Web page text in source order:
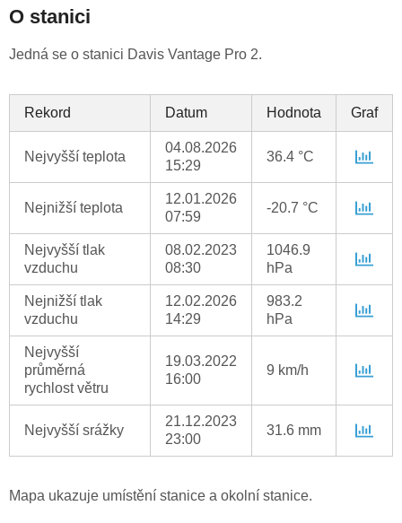
O stanici
Jedná se o stanici Davis Vantage Pro 2.
Rekord Datum Hodnota Graf
Nejvyšší teplota
04.08.2026
15:29
36.4 °C
Nejnižší teplota
12.01.2026
07:59
-20.7 °C
Nejvyšší tlak
vzduchu
08.02.2023
08:30
1046.9
hPa
Nejnižší tlak
vzduchu
12.02.2026
14:29
983.2
hPa
Nejvyšší
průměrná
rychlost větru
19.03.2022
16:00
9 km/h
Nejvyšší srážky
21.12.2023
23:00
31.6 mm
Mapa ukazuje umístění stanice a okolní stanice.